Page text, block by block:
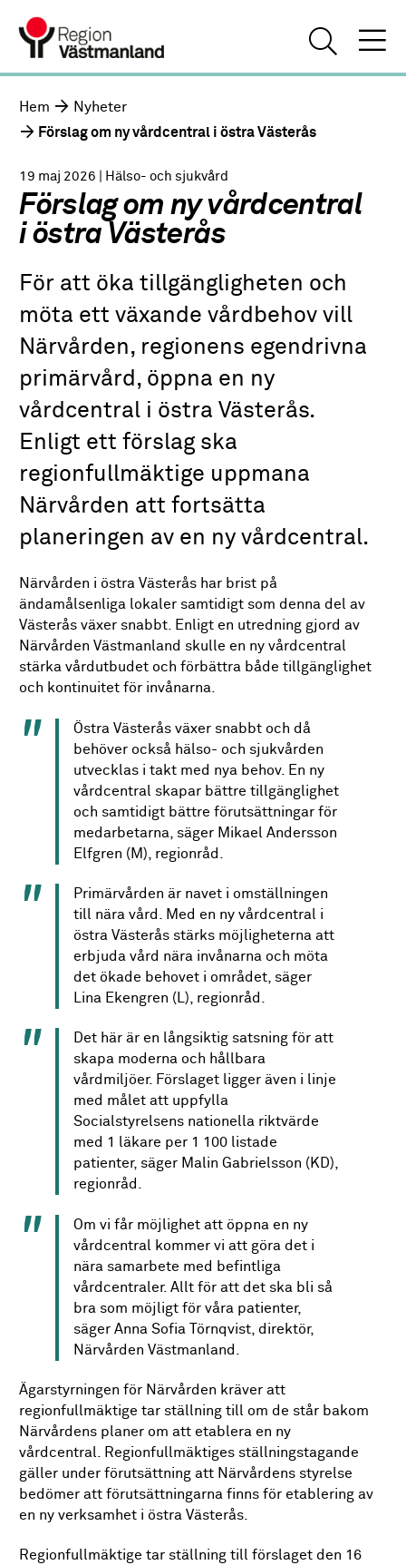
Hem
Nyheter
Förslag om ny vårdcentral i östra Västerås
19 maj 2026 | Hälso- och sjukvård
Förslag om ny vårdcentral
i östra Västerås
För att öka tillgängligheten och
möta ett växande vårdbehov vill
Närvården, regionens egendrivna
primärvård, öppna en ny
vårdcentral i östra Västerås.
Enligt ett förslag ska
regionfullmäktige uppmana
Närvården att fortsätta
planeringen av en ny vårdcentral.
Närvården i östra Västerås har brist på
ändamålsenliga lokaler samtidigt som denna del av
Västerås växer snabbt. Enligt en utredning gjord av
Närvården Västmanland skulle en ny vårdcentral
stärka vårdutbudet och förbättra både tillgänglighet
och kontinuitet för invånarna.
Östra Västerås växer snabbt och då
behöver också hälso- och sjukvården
utvecklas i takt med nya behov. En ny
vårdcentral skapar bättre tillgänglighet
och samtidigt bättre förutsättningar för
medarbetarna, säger Mikael Andersson
Elfgren (M), regionråd.
Primärvården är navet i omställningen
till nära vård. Med en ny vårdcentral i
östra Västerås stärks möjligheterna att
erbjuda vård nära invånarna och möta
det ökade behovet i området, säger
Lina Ekengren (L), regionråd.
Det här är en långsiktig satsning för att
skapa moderna och hållbara
vårdmiljöer. Förslaget ligger även i linje
med målet att uppfylla
Socialstyrelsens nationella riktvärde
med 1 läkare per 1 100 listade
patienter, säger Malin Gabrielsson (KD),
regionråd.
Om vi får möjlighet att öppna en ny
vårdcentral kommer vi att göra det i
nära samarbete med befintliga
vårdcentraler. Allt för att det ska bli så
bra som möjligt för våra patienter,
säger Anna Sofia Törnqvist, direktör,
Närvården Västmanland.
Ägarstyrningen för Närvården kräver att
regionfullmäktige tar ställning till om de står bakom
Närvårdens planer om att etablera en ny
vårdcentral. Regionfullmäktiges ställningstagande
gäller under förutsättning att Närvårdens styrelse
bedömer att förutsättningarna finns för etablering av
en ny verksamhet i östra Västerås.
Regionfullmäktige tar ställning till förslaget den 16